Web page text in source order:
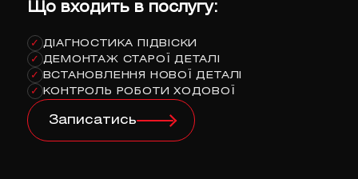
Що входить в послугу:
✓ ДІАГНОСТИКА ПІДВІСКИ
✓ ДЕМОНТАЖ СТАРОЇ ДЕТАЛІ
✓ ВСТАНОВЛЕННЯ НОВОЇ ДЕТАЛІ
✓ КОНТРОЛЬ РОБОТИ ХОДОВОЇ
Записатись